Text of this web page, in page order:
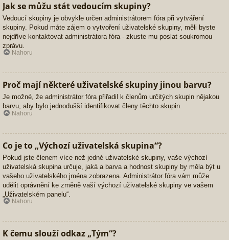
Jak se můžu stát vedoucím skupiny?
Vedoucí skupiny je obvykle určen administrátorem fóra při vytváření
skupiny. Pokud máte zájem o vytvoření uživatelské skupiny, měli byste
nejdříve kontaktovat administrátora fóra - zkuste mu poslat soukromou
zprávu.
Nahoru
Proč mají některé uživatelské skupiny jinou barvu?
Je možné, že administrátor fóra přiřadil k členům určitých skupin nějakou
barvu, aby bylo jednodušší identifikovat členy těchto skupin.
Nahoru
Co je to „Výchozí uživatelská skupina“?
Pokud jste členem více než jedné uživatelské skupiny, vaše výchozí
uživatelská skupina určuje, jaká a barva a hodnost skupiny by měla být u
vašeho uživatelského jména zobrazena. Administrátor fóra vám může
udělit oprávnění ke změně vaší výchozí uživatelské skupiny ve vašem
„Uživatelském panelu“.
Nahoru
K čemu slouží odkaz „Tým“?